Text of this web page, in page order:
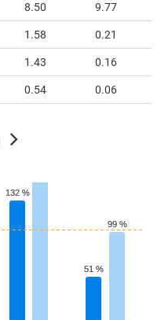
8.50 9.77
1.58 0.21
1.43 0.16
0.54 0.06
132 %
132 %
51 %
51 %
99 %
99 %